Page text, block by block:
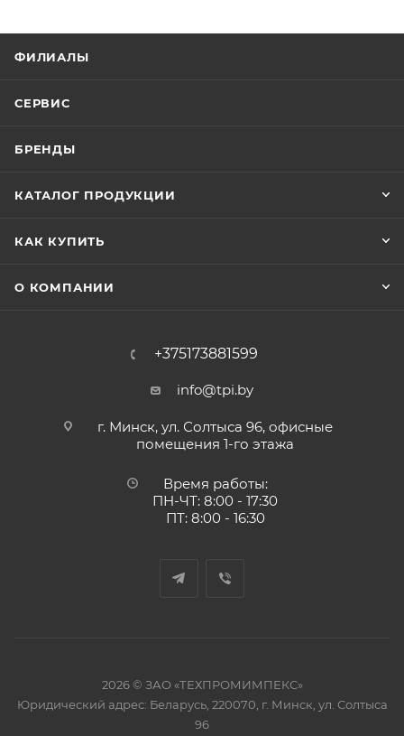
ФИЛИАЛЫ
СЕРВИС
БРЕНДЫ
КАТАЛОГ ПРОДУКЦИИ
КАК КУПИТЬ
О КОМПАНИИ
+375173881599
info@tpi.by
г. Минск, ул. Солтыса 96, офисные
помещения 1-го этажа
Время работы:
ПН-ЧТ: 8:00 - 17:30
ПТ: 8:00 - 16:30
2026 © ЗАО «ТЕХПРОМИМПЕКС»
Юридический адрес: Беларусь, 220070, г. Минск, ул. Солтыса
96